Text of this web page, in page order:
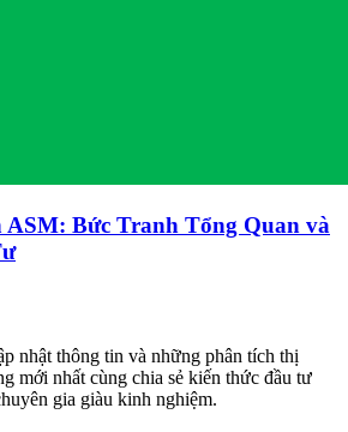
Bức Tranh Tổng Quan và
nhật thông tin và những phân tích thị
mới nhất cùng chia sẻ kiến thức đầu tư
gia giàu kinh nghiệm.